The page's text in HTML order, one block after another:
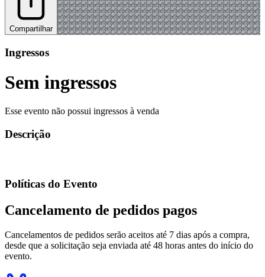
Compartilhar
Ingressos
Sem ingressos
Esse evento não possui ingressos à venda
Descrição
Políticas do Evento
Cancelamento de pedidos pagos
Cancelamentos de pedidos serão aceitos até 7 dias após a compra,
desde que a solicitação seja enviada até 48 horas antes do início do
evento.